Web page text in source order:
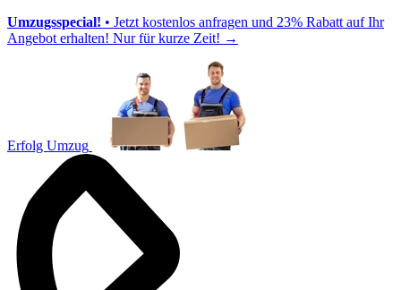
Umzugsspecial! • Jetzt kostenlos anfragen und 23% Rabatt auf Ihr
Angebot erhalten! Nur für kurze Zeit! →
Erfolg Umzug